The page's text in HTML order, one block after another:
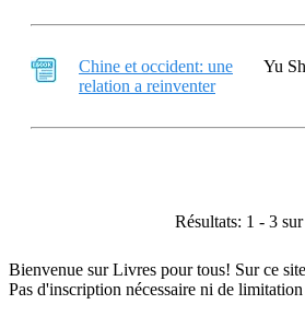
Chine et occident: une
relation a reinventer
Yu
Résultats: 1 - 3
Bienvenue sur Livres pour tous! Sur ce
Pas d'inscription nécessaire ni de